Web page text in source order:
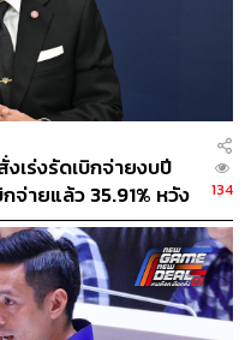
PHOTOGRAPHER
ร
ระจำสำนักข่าว THE
เร่งรัดเบิกจ่ายงบปี
จ่ายแล้ว 35.91% หวัง
134